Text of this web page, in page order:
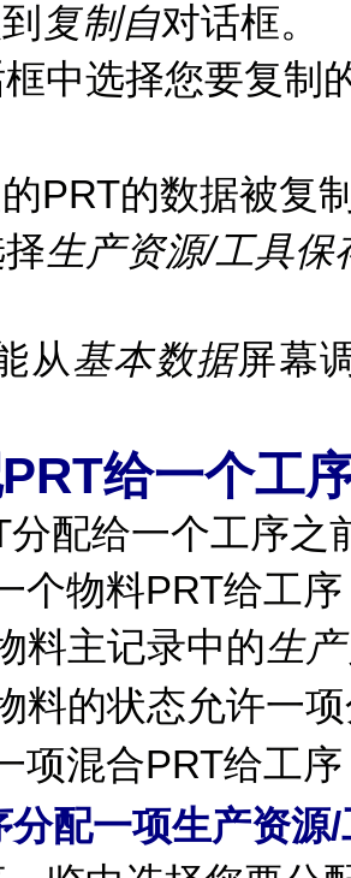
复制自对话框。
中选择您要复制
PRT的数据被复
生产资源/工具保
从基本数据屏幕
PRT给一个工
分配给一个工序之
个物料PRT给工
料主记录中的生
料的状态允许一
项混合PRT给工
分配一项生产资源/